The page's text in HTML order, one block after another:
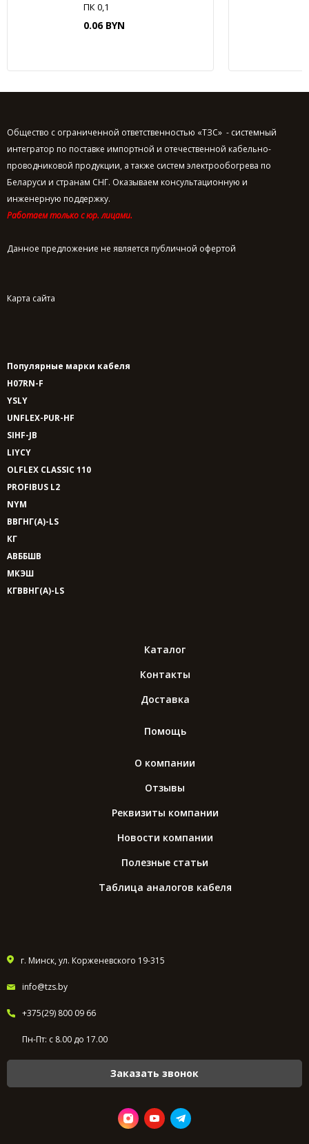
ПК 0,1
0.06 BYN
Общество с ограниченной ответственностью «ТЗС» - системный
интегратор по поставке импортной и отечественной кабельно-
проводниковой продукции, а также систем электрообогрева по
Беларуси и странам СНГ. Оказываем консультационную и
инженерную поддержку.
Работаем только с юр. лицами.
Данное предложение не является публичной офертой
Карта сайта
Популярные марки кабеля
H07RN-F
YSLY
UNFLEX-PUR-HF
SIHF-JB
LIYCY
OLFLEX CLASSIC 110
PROFIBUS L2
NYM
ВВГНГ(A)-LS
КГ
АВББШВ
МКЭШ
КГВВНГ(A)-LS
Каталог
Контакты
Доставка
Помощь
О компании
Отзывы
Реквизиты компании
Новости компании
Полезные статьи
Таблица аналогов кабеля
г. Минск, ул. Корженевского 19-315
info@tzs.by
+375(29) 800 09 66
Пн-Пт: с 8.00 до 17.00
Заказать звонок